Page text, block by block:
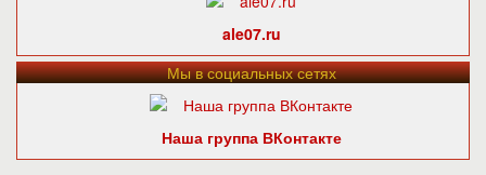
ale07.ru
Мы в социальных сетях
Наша группа ВКонтакте